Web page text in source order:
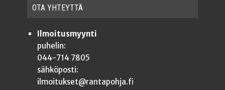
OTA YHTEYT­TÄ
Ilmoitusmyynti
puhelin:
044-714 7805
sähköposti:
ilmoitukset@rantapohja.fi